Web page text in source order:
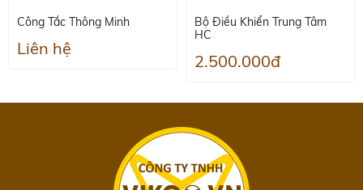
Công Tắc Thông Minh
Liên hệ
Bộ Điều Khiển Trung Tâm
HC
2.500.000đ